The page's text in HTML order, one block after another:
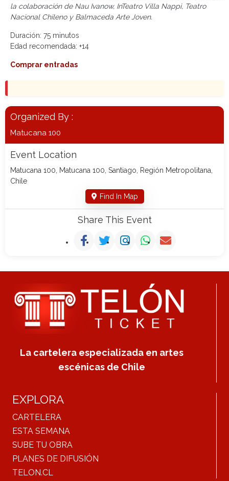
la colaboración de Nau Ivanow, InTeatro Villa Nappi, Teatro
Nacional Chileno y Balmaceda Arte Joven.
Duración: 75 minutos
Edad recomendada: +14
Comprar entradas
Organized By :
Matucana 100
Event Location
Matucana 100, Matucana 100, Santiago, Región Metropolitana,
Chile
Find In Map
Share This Event
La cartelera especializada en artes
escénicas de Chile
EXPLORA
CARTELERA
ESTA SEMANA
SUBE TU OBRA
PLANES DE DIFUSIÓN
TELON.CL